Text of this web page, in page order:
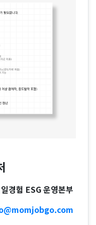
경험 ESG 운영본부